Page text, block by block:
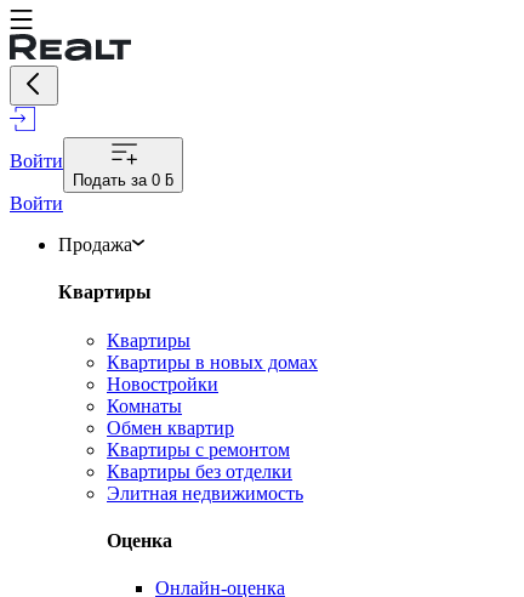
Войти
Подать за 0 ƃ
Войти
Продажа
Квартиры
Квартиры
Квартиры в новых домах
Новостройки
Комнаты
Обмен квартир
Квартиры с ремонтом
Квартиры без отделки
Элитная недвижимость
Оценка
Онлайн-оценка